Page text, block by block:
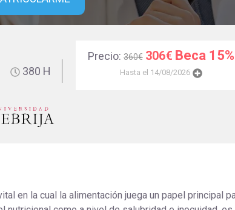
Ver Cursos
380 H
Precio: 360€ 306€ Beca 15%
Hasta el 14/08/2026
en la cual la alimentación juega un papel principal